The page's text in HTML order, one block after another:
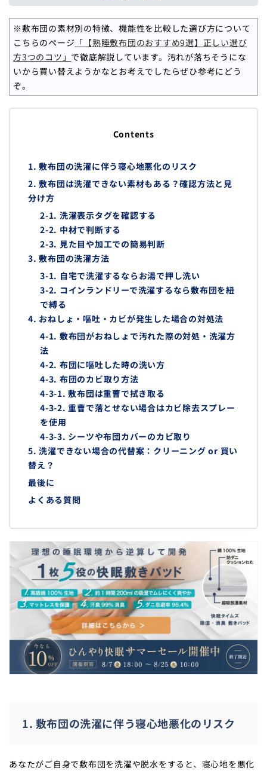
※敷布団の素材別の特徴、機能性を比較した選び方について
こちらのページ 「【熟睡敷布団のおすすめ9選】正しい選び
方3つのコツ」 で徹底解説しています。汚れが落ちそうにな
いから買い替えようかなとお考えでしたらぜひ参考にどう
ぞ。
Contents
1. 敷布団の洗濯に伴う寝心地悪化のリスク
2. 敷布団は洗濯できない素材もある？確認方法と見
分け方
2-1. 洗濯表示タグを確認する
2-2. 中材で判断する
2-3. 見た目や加工での簡易判断
3. 敷布団の洗濯方法
3-1. 自宅で洗濯するならお湯で押し洗い
3-2. コインランドリーで洗濯するなら敷布団を紐
で縛る
4. おねしょ・嘔吐・カビが発生した場合の対処法
4-1. 敷布団がおねしょで汚れた際の対処・洗濯方
法
4-2. 布団に嘔吐した時の洗い方
4-3. 布団のカビ取り方法
4-3-1. 敷布団は重曹で拭き取る
4-3-2. 重曹で落とせない場合はカビ除去スプレー
を使用
4-3-3. シーツや布団カバーのカビ取り
5. 洗濯できない場合の代替案：クリーニング or 買い
替え？
最後に
よくある質問
1. 敷布団の洗濯に伴う寝心地悪化のリスク
あなたがご自身で敷布団を洗濯や脱水をすると、寝心地を悪化